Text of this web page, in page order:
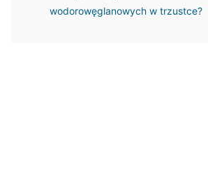
wodorowęglanowych w trzustce?